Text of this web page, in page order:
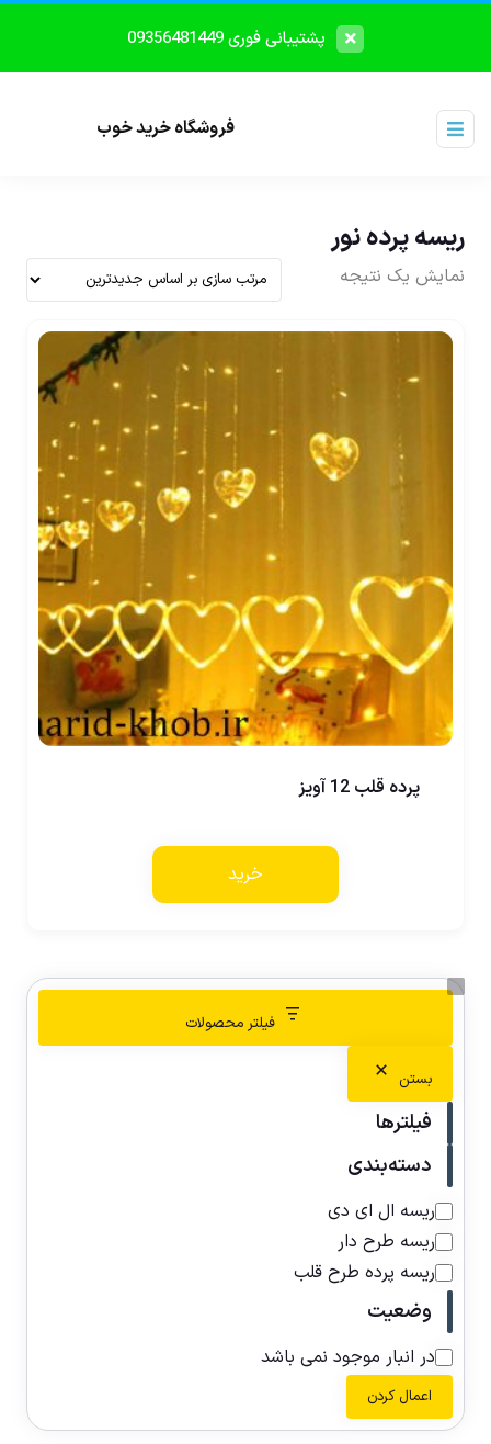
پشتیبانی فوری 09356481449
فروشگاه خرید خوب
ریسه پرده نور
نمایش یک نتیجه
پرده قلب 12 آویز
خرید
فیلتر محصولات
بستن
فیلترها
دسته‌بندی
ریسه ال ای دی
ریسه طرح دار
ریسه پرده طرح قلب
وضعیت
در انبار موجود نمی باشد
اعمال کردن